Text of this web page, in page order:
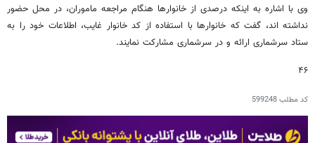
وی با اشاره به اینکه درصدی از خانوارها هنگام مراجعه ماموران، در محل حضور
نداشته اند، گفت که خانوارها با استفاده از کد خانوار غایب، اطلاعات خود را به
ستاد سرشماری ارائه و در سرشماری مشارکت نمایند.
۴۶
کد مطلب599248